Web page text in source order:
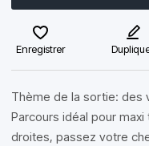
Enregistrer
Thème de la sortie: des
Parcours idéal pour
droites, passez votre